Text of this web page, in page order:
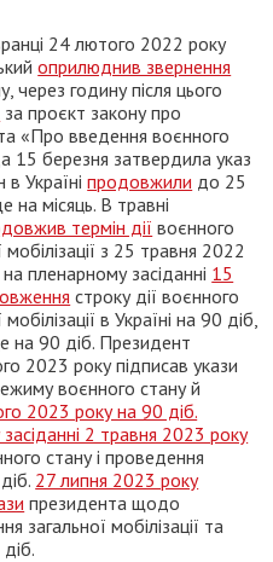
24 лютого 2022 року
оприлюднив звернення
годину після цього
за проєкт закону про
«Про введення воєнного
15 березня затвердила указ
в Україніпродовжили до 25
на місяць. В травні
термін дії воєнного
з 25 травня 2022
пленарному засіданні 15
строку дії воєнного
в Україні на 90 діб,
на 90 діб. Президент
2023 року підписав укази
воєнного стану й
2023 року на 90 діб.
2 травня 2023 року
стану і проведення
27 липня 2023 року
президента щодо
загальної мобілізації та